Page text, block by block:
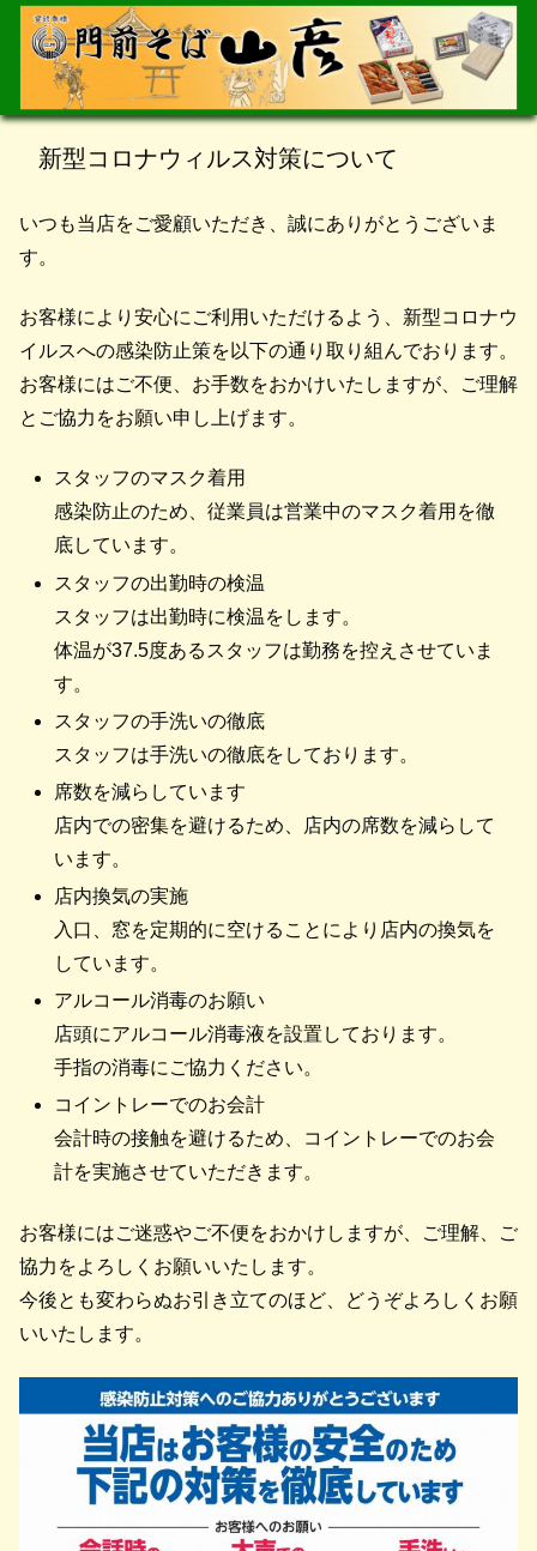
新型コロナウィルス対策について
いつも当店をご愛顧いただき、誠にありがとうございま
す。
お客様により安心にご利用いただけるよう、新型コロナウ
イルスへの感染防止策を以下の通り取り組んでおります。
お客様にはご不便、お手数をおかけいたしますが、ご理解
とご協力をお願い申し上げます。
スタッフのマスク着用
感染防止のため、従業員は営業中のマスク着用を徹
底しています。
スタッフの出勤時の検温
スタッフは出勤時に検温をします。
体温が37.5度あるスタッフは勤務を控えさせていま
す。
スタッフの手洗いの徹底
スタッフは手洗いの徹底をしております。
席数を減らしています
店内での密集を避けるため、店内の席数を減らして
います。
店内換気の実施
入口、窓を定期的に空けることにより店内の換気を
しています。
アルコール消毒のお願い
店頭にアルコール消毒液を設置しております。
手指の消毒にご協力ください。
コイントレーでのお会計
会計時の接触を避けるため、コイントレーでのお会
計を実施させていただきます。
お客様にはご迷惑やご不便をおかけしますが、ご理解、ご
協力をよろしくお願いいたします。
今後とも変わらぬお引き立てのほど、どうぞよろしくお願
いいたします。